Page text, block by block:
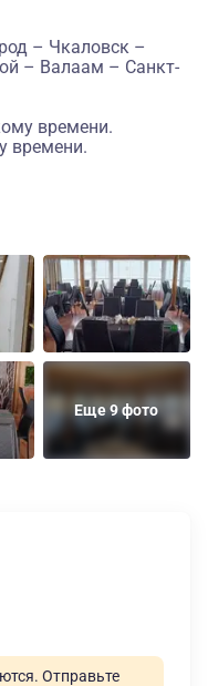
– Чкаловск –
– Валаам – Санкт-
времени.
времени.
Еще 9 фото
Отправьте